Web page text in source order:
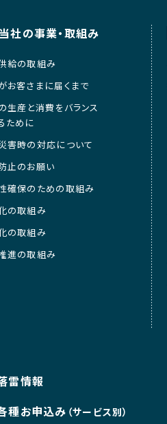
社の事業・取組み
給の取組み
お客さまに届くまで
生産と消費をバランス
ために
害時の対応について
止のお願い
確保のための取組み
の取組み
の取組み
進の取組み
雷情報
種お申込み （サービス別）